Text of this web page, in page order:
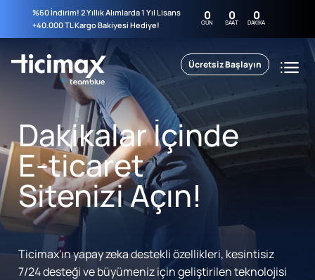
%60 İndirim! 2 Yıllık Alımlarda 1 Yıl Lisans
+40.000 TL Kargo Bakiyesi Hediye!
0
GÜN 0
SAAT 0
DAKIKA
Ücretsiz Başlayın
Dakikalar İçinde
E-ticaret
Sitenizi Açın!
Ticimax'ın yapay zeka destekli özellikleri, kesintisiz
7/24 desteği ve büyümeniz için geliştirilen teknolojisi